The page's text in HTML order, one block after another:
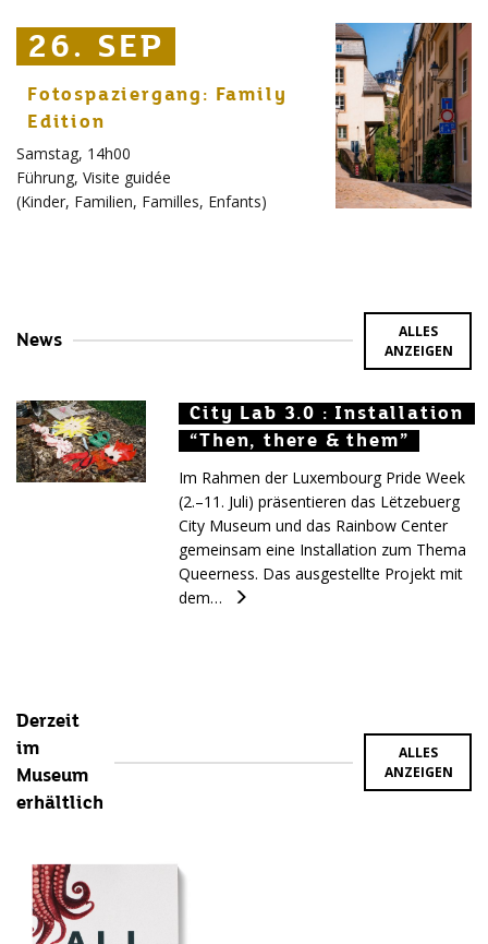
26. SEP
26. SEP
26. SEP
Fotospaziergang: Family
Edition
Samstag, 14h00
Führung, Visite guidée
(Kinder, Familien, Familles, Enfants)
News
ALLES
ANZEIGEN
City Lab 3.0 : Installation
“Then, there & them”
City Lab 3.0 : Installation
“Then, there & them”
City Lab 3.0 : Installation
“Then, there & them”
Im Rahmen der Luxembourg Pride Week
(2.–11. Juli) präsentieren das Lëtzebuerg
City Museum und das Rainbow Center
gemeinsam eine Installation zum Thema
Queerness. Das ausgestellte Projekt mit
dem…
Derzeit
im
Museum
erhältlich
ALLES
ANZEIGEN